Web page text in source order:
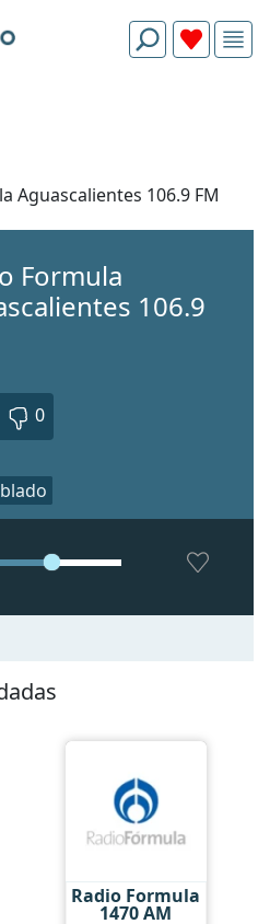
Aguascalientes 106.9 FM
Formula
106.9
0
Radio Formula
1470 AM